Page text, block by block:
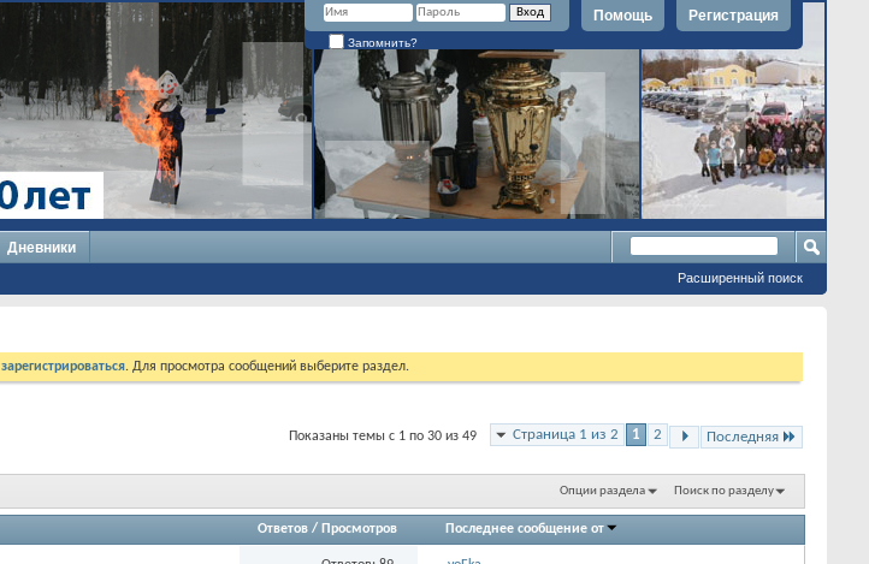
Регистрация
Помощь
Запомнить?
Дневники
Расширенный поиск
зарегистрироваться. Для просмотра сообщений выберите раздел.
Страница 1 из 2 1 2 Последняя
Показаны темы с 1 по 30 из 49
Опции раздела Поиск по разделу
Ответов / Просмотров Последнее сообщение от